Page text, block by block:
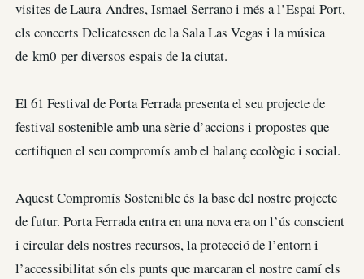
visites de Laura Andres, Ismael Serrano i més a l’Espai Port,
els concerts Delicatessen de la Sala Las Vegas i la música
de km0 per diversos espais de la ciutat.
El 61 Festival de Porta Ferrada presenta el seu projecte de
festival sostenible amb una sèrie d’accions i propostes que
certifiquen el seu compromís amb el balanç ecològic i social.
Aquest Compromís Sostenible és la base del nostre projecte
de futur. Porta Ferrada entra en una nova era on l’ús conscient
i circular dels nostres recursos, la protecció de l’entorn i
l’accessibilitat són els punts que marcaran el nostre camí els